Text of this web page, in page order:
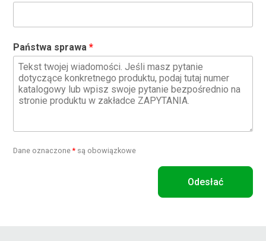
Państwa sprawa
Dane oznaczone* są obowiązkowe
Odesłać